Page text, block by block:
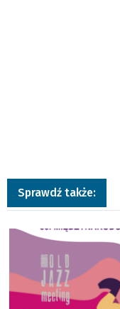
Sprawdź także:
a